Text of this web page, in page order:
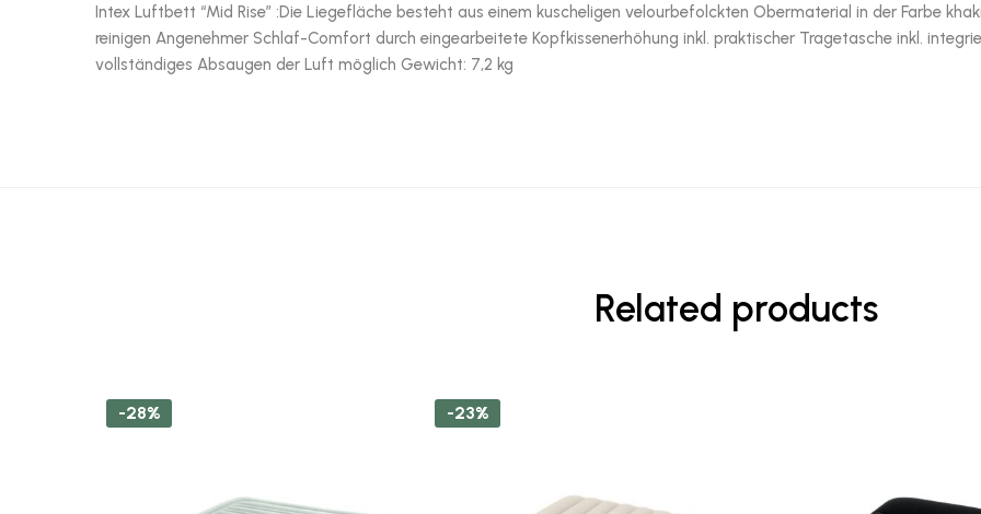
Intex Luftbett “Mid Rise” :Die Liegefläche besteht aus einem kuscheligen velourbefolckten Obermaterial in der Farbe
reinigen Angenehmer Schlaf-Comfort durch eingearbeitete Kopfkissenerhöhung inkl. praktischer Tragetasche inkl.
vollständiges Absaugen der Luft möglich Gewicht: 7,2 kg
Related products
-28% -23%